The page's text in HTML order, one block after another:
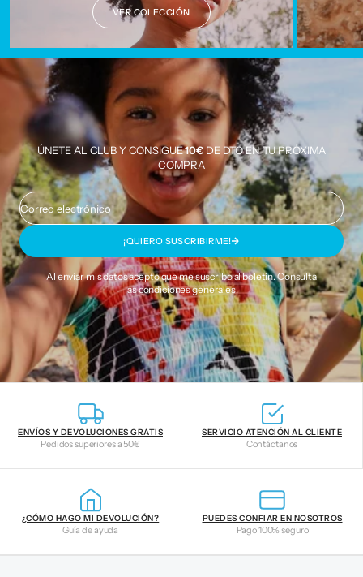
VER COLECCIÓN
ÚNETE AL CLUB Y CONSIGUE10€DE DTO EN TU PRÓXIMA
COMPRA
Correo electrónico
¡QUIERO SUSCRIBIRME!
Al enviar mis datos acepto que me suscribo al boletín. Consulta
lascondiciones generales.
ENVÍOS Y DEVOLUCIONES GRATIS
Pedidos superiores a 50€
SERVICIO ATENCIÓN AL CLIENTE
Contáctanos
¿CÓMO HAGO MI DEVOLUCIÓN?
Guía de ayuda
PUEDES CONFIAR EN NOSOTROS
Pago 100% seguro